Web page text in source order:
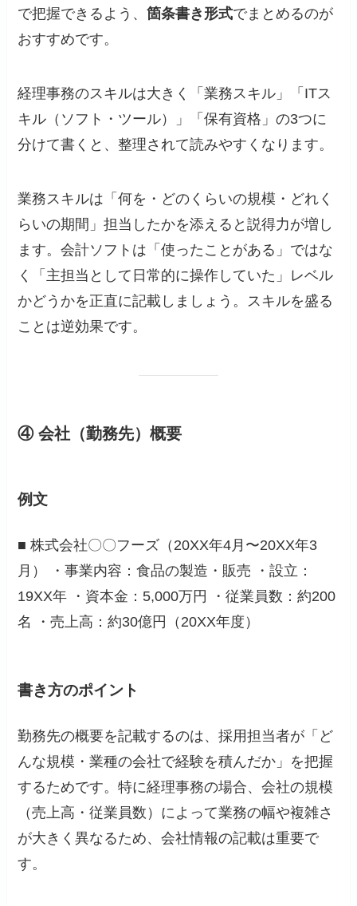
で把握できるよう、箇条書き形式でまとめるのが
おすすめです。
経理事務のスキルは大きく「業務スキル」「ITス
キル（ソフト・ツール）」「保有資格」の3つに
分けて書くと、整理されて読みやすくなります。
業務スキルは「何を・どのくらいの規模・どれく
らいの期間」担当したかを添えると説得力が増し
ます。会計ソフトは「使ったことがある」ではな
く「主担当として日常的に操作していた」レベル
かどうかを正直に記載しましょう。スキルを盛る
ことは逆効果です。
④ 会社（勤務先）概要
例文
■ 株式会社〇〇フーズ（20XX年4月〜20XX年3
月） ・事業内容：食品の製造・販売 ・設立：
19XX年 ・資本金：5,000万円 ・従業員数：約200
名 ・売上高：約30億円（20XX年度）
書き方のポイント
勤務先の概要を記載するのは、採用担当者が「ど
んな規模・業種の会社で経験を積んだか」を把握
するためです。特に経理事務の場合、会社の規模
（売上高・従業員数）によって業務の幅や複雑さ
が大きく異なるため、会社情報の記載は重要で
す。